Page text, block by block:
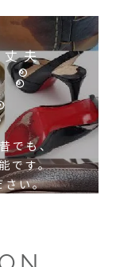
丈夫
でも、
です。
さい。